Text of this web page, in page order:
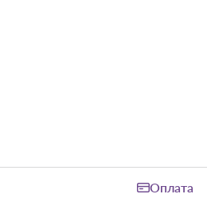
Оплата